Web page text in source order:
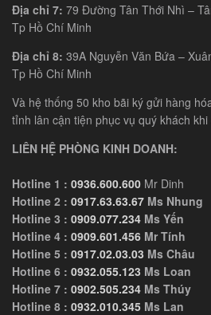
Địa chỉ 7: 79 Đường Tân Thới Nhì –
Tp Hồ Chí Minh
Địa chỉ 8: 39A Nguyễn Văn Bứa –
Tp Hồ Chí Minh
Và hệ thống 50 kho bãi ký gửi hàng
tỉnh lân cận tiện phục vụ quý khách
LIÊN HỆ PHÒNG KINH DOANH:
Hotline 1 : 0936.600.600 Mr Dinh
Hotline 2 : 0917.63.63.67 Ms Nhung
Hotline 3 : 0909.077.234 Ms Yến
Hotline 4 : 0909.601.456 Mr Tính
Hotline 5 : 0917.02.03.03 Ms Châu
Hotline 6 : 0932.055.123 Ms Loan
Hotline 7 : 0902.505.234 Ms Thúy
Hotline 8 : 0932.010.345 Ms Lan